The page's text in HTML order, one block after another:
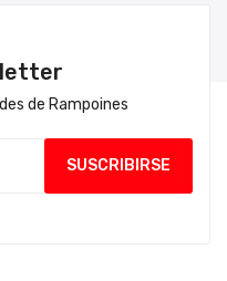
de Rampoines